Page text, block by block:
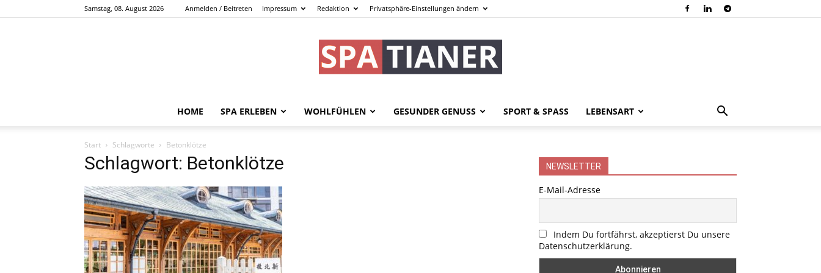
Samstag, 08. August 2026 Anmelden / Beitreten Impressum Redaktion Privatsphäre-Einstellungen ändern
spatianer.de
HOME SPA ERLEBEN WOHLFÜHLEN GESUNDER GENUSS SPORT & SPASS LEBENSART
Start Schlagworte Betonklötze
Schlagwort: Betonklötze NEWSLETTER
E-Mail-Adresse
Indem Du fortfährst, akzeptierst Du unsere
Datenschutzerklärung.